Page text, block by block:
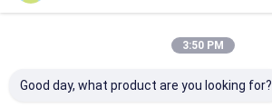
3:50 PM
Good day, what product are you looking for?